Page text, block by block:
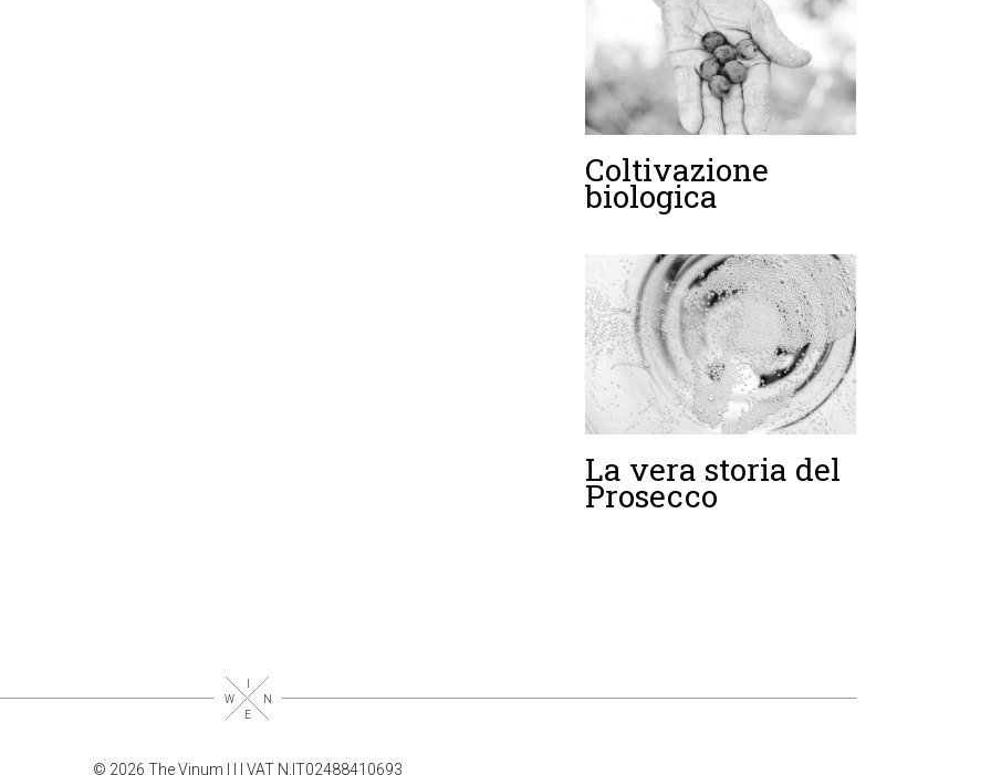
Coltivazione
biologica
La vera storia del
Prosecco
© 2026 The Vinum | | VAT N.IT02488410693